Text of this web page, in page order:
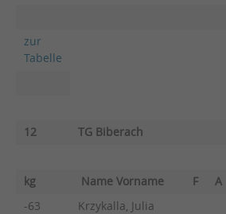
zur
Tabelle
12 TG Biberach
kg Name Vorname F A
-63
Krzykalla, Julia